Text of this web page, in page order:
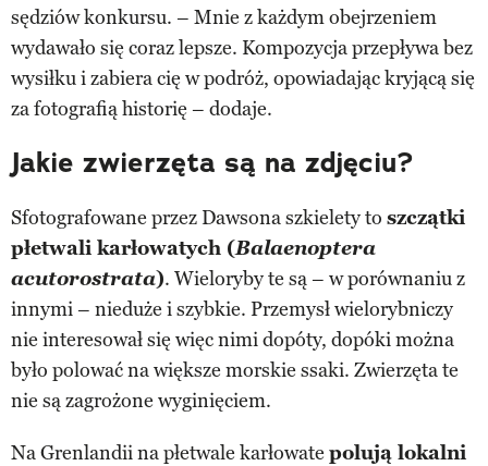
sędziów konkursu. – Mnie z każdym obejrzeniem
wydawało się coraz lepsze. Kompozycja przepływa bez
wysiłku i zabiera cię w podróż, opowiadając kryjącą się
za fotografią historię – dodaje.
Jakie zwierzęta są na zdjęciu?
Sfotografowane przez Dawsona szkielety to szczątki
płetwali karłowatych (Balaenoptera
acutorostrata). Wieloryby te są – w porównaniu z
innymi – nieduże i szybkie. Przemysł wielorybniczy
nie interesował się więc nimi dopóty, dopóki można
było polować na większe morskie ssaki. Zwierzęta te
nie są zagrożone wyginięciem.
Na Grenlandii na płetwale karłowate polują lokalni